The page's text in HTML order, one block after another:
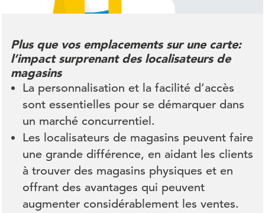
Plus que vos emplacements sur une carte:
l’impact surprenant des localisateurs de
magasins
La personnalisation et la facilité d’accès
sont essentielles pour se démarquer dans
un marché concurrentiel.
Les localisateurs de magasins peuvent faire
une grande différence, en aidant les clients
à trouver des magasins physiques et en
offrant des avantages qui peuvent
augmenter considérablement les ventes.